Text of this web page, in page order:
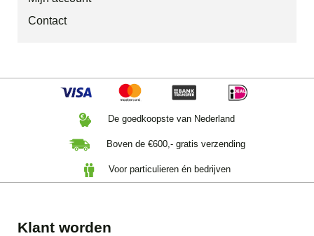
Contact
De goedkoopste van Nederland
Boven de €600,- gratis verzending
Voor particulieren én bedrijven
Klant worden